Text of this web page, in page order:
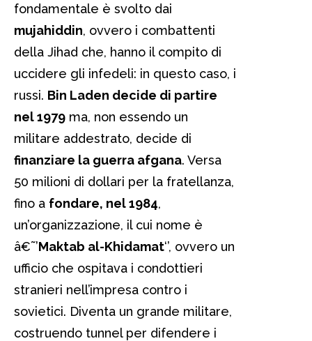
fondamentale è svolto dai
mujahiddin, ovvero i combattenti
della Jihad che, hanno il compito di
uccidere gli infedeli: in questo caso, i
russi. Bin Laden decide di partire
nel 1979 ma, non essendo un
militare addestrato, decide di
finanziare la guerra afgana. Versa
50 milioni di dollari per la fratellanza,
fino a fondare, nel 1984,
un’organizzazione, il cui nome è
â€˜’Maktab al-Khidamat‘’, ovvero un
ufficio che ospitava i condottieri
stranieri nell’impresa contro i
sovietici. Diventa un grande militare,
costruendo tunnel per difendere i